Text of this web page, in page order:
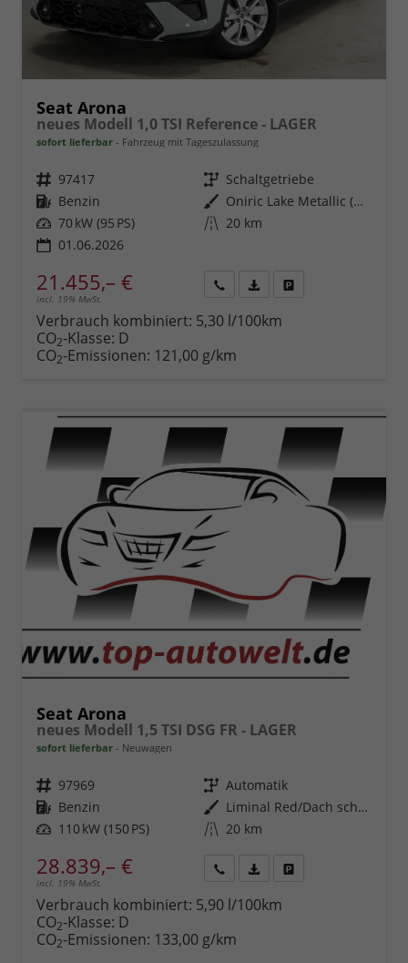
Seat Arona
neues Modell 1,0 TSI Reference - LAGER
sofort lieferbar Fahrzeug mit Tageszulassung
Fahrzeugnr. 97417 Getriebe Schaltgetriebe
Kraftstoff Benzin Außenfarbe
Oniric Lake Metallic (M6)
Leistung 70 kW (95 PS) Kilometerstand 20 km
01.06.2026
21.455,– €
incl. 19% MwSt.
anfordern
Datei,
Verbrauch kombiniert: 5,30 l/100km
CO2-Klasse: D
CO2-Emissionen: 121,00 g/km
Seat Arona
neues Modell 1,5 TSI DSG FR - LAGER
sofort lieferbar Neuwagen
Fahrzeugnr. 97969 Getriebe Automatik
Kraftstoff Benzin Außenfarbe
Liminal Red/Dach schwarz Metallic (S60E)
Leistung 110 kW (150 PS) Kilometerstand 20 km
28.839,– €
incl. 19% MwSt.
anfordern
Datei,
Verbrauch kombiniert: 5,90 l/100km
CO2-Klasse: D
CO2-Emissionen: 133,00 g/km